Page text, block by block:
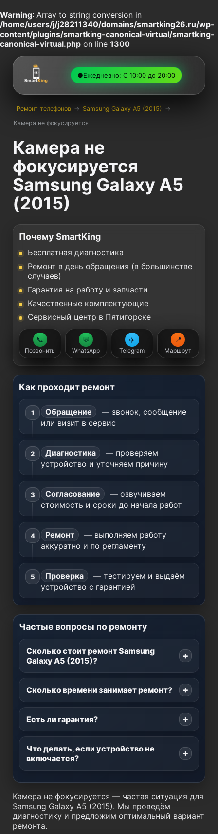
Warning: Array to string conversion in
/home/users/j/j28211340/domains/smartking26.ru/wp-
content/plugins/smartking-canonical-virtual/smartking-
canonical-virtual.php on line 1300
●Ежедневно: С 10:00 до 20:00
Ремонт телефонов → Samsung Galaxy A5 (2015)
→
Камера не фокусируется
Камера не
фокусируется
Samsung Galaxy A5
(2015)
Почему SmartKing
Бесплатная диагностика
Ремонт в день обращения (в большинстве
случаев)
Гарантия на работу и запчасти
Качественные комплектующие
Сервисный центр в Пятигорске
📞
Позвонить
💬
WhatsApp
✈️
Telegram
📍
Маршрут
Как проходит ремонт
Обращение
— звонок, сообщение
или визит в сервис
Диагностика
— проверяем
устройство и уточняем причину
Согласование
— озвучиваем
стоимость и сроки до начала работ
Ремонт
— выполняем работу
аккуратно и по регламенту
Проверка
— тестируем и выдаём
устройство с гарантией
Частые вопросы по ремонту
Сколько стоит ремонт Samsung
Galaxy A5 (2015)?
Сколько времени занимает ремонт?
Есть ли гарантия?
Что делать, если устройство не
включается?
Камера не фокусируется — частая ситуация для
Samsung Galaxy A5 (2015). Мы проведём
диагностику и предложим оптимальный вариант
ремонта.